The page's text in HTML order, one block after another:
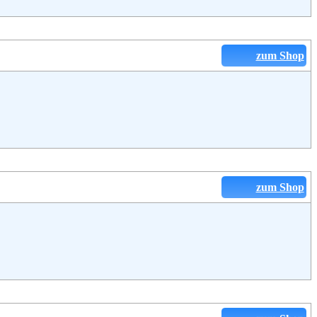
zum Shop
zum Shop